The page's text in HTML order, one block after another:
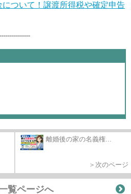
ついて！譲渡所得税や確定申告
離婚後の家の名義権...
＞次のページ
覧ページへ